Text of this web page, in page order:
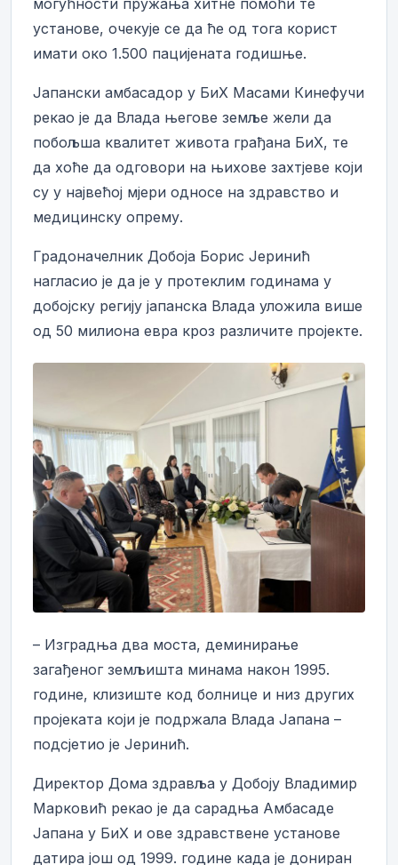
установе, очекује се да ће од тога корист
имати око 1.500 пацијената годишње.
Јапански амбасадор у БиХ Масами Кинефучи
рекао је да Влада његове земље жели да
побољша квалитет живота грађана БиХ, те
да хоће да одговори на њихове захтјеве који
су у највећој мјери односе на здравство и
медицинску опрему.
Градоначелник Добоја Борис Јеринић
нагласио је да је у протеклим годинама у
добојску регију јапанска Влада уложила више
од 50 милиона евра кроз различите пројекте.
– Изградња два моста, деминирање
загађеног земљишта минама након 1995.
године, клизиште код болнице и низ других
пројеката који је подржала Влада Јапана –
подсјетио је Јеринић.
Директор Дома здравља у Добоју Владимир
Марковић рекао је да сарадња Амбасаде
Јапана у БиХ и ове здравствене установе
датира још од 1999. године када је дониран